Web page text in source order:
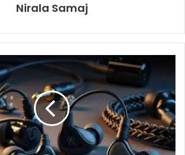
Nirala Samaj